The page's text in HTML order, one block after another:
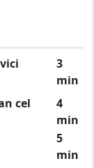
3
min
cel
4
min
5
min